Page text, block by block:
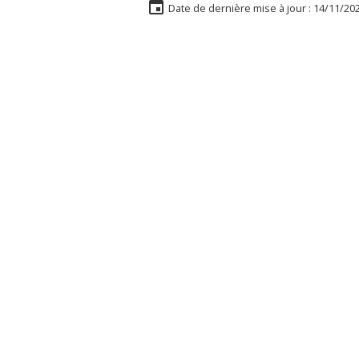
Date de dernière mise à jour : 14/11/